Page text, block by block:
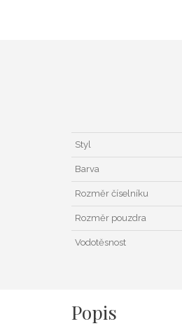
Styl
Barva
Rozměr číselníku
Rozměr pouzdra
Vodotěsnost
Popis